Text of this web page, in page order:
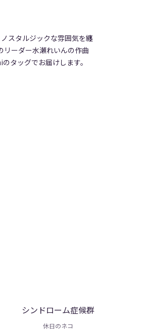
ノスタルジックな雰囲気を纏
リーダー水瀬れいんの作曲
タッグでお届けします。
シンドローム症候群
休日のネコ